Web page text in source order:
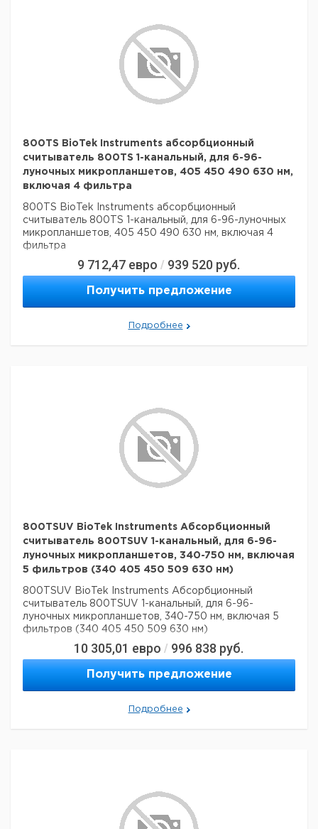
800TS BioTek Instruments абсорбционный
считыватель 800TS 1-канальный, для 6-96-
луночных микропланшетов, 405 450 490 630 нм,
включая 4 фильтра
800TS BioTek Instruments абсорбционный
считыватель 800TS 1-канальный, для 6-96-луночных
микропланшетов, 405 450 490 630 нм, включая 4
фильтра
9 712,47 евро / 939 520 руб.
Получить предложение
Подробнее
800TSUV BioTek Instruments Абсорбционный
считыватель 800TSUV 1-канальный, для 6-96-
луночных микропланшетов, 340-750 нм, включая
5 фильтров (340 405 450 509 630 нм)
800TSUV BioTek Instruments Абсорбционный
считыватель 800TSUV 1-канальный, для 6-96-
луночных микропланшетов, 340-750 нм, включая 5
фильтров (340 405 450 509 630 нм)
10 305,01 евро / 996 838 руб.
Получить предложение
Подробнее